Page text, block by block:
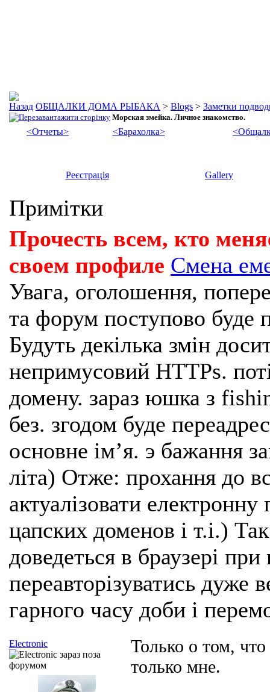
ОБЩАЛКИ ДОМА РЫБАКА > Blogs > Заметки
Морская змейка. Личное знакомство.
<Отчеты> <Барахолка>
Реєстрація Gallery
Примітки
Прочесть всем, кто
своем профиле Смена
Увага, оголошення,
та форум поступово буде
Будуть декілька змін
непримусовий HTTPs.
домену. зараз юшка з
без. згодом буде
основне імʼя. э бажання
літа) Отже: прохання до
актуалізовати
цапских доменов і т.і.)
доведеться в браузері
переавторізуватись
гарного часу доби і
Только о том,
только мне.
Electronic